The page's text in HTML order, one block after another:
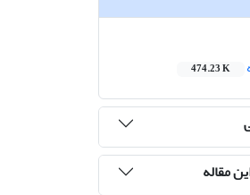
474.23 K
مقاله